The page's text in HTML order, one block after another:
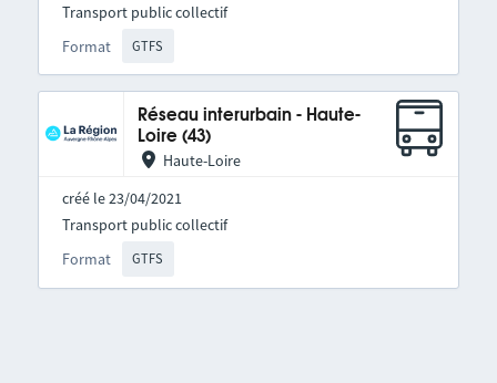
Format GTFS
Transport public collectif
Réseau interurbain - Haute-
Loire (43)
Haute-Loire
créé le 23/04/2021
Format GTFS
Transport public collectif